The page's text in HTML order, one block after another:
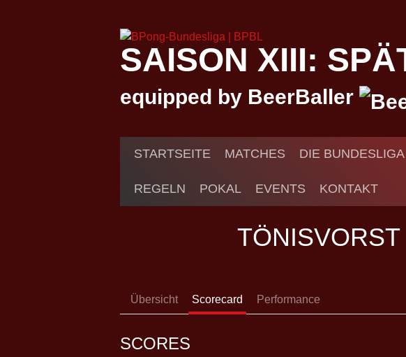
SAISON XIII:
equipped by BeerBaller
STARTSEITE MATCHES DIE BUNDESLIGA
REGELN POKAL EVENTS KONTAKT
TÖNISVORST
Übersicht Scorecard Performance
SCORES